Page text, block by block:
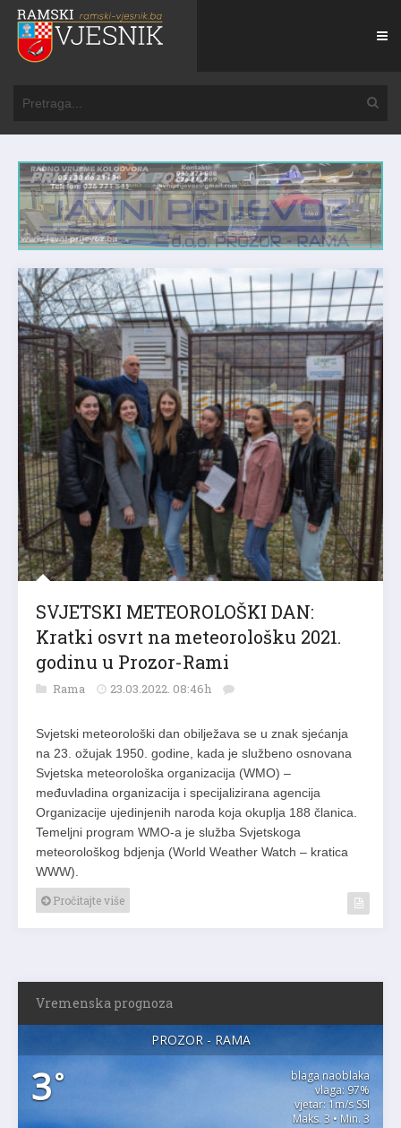
SVJETSKI METEOROLOŠKI DAN:
Kratki osvrt na meteorološku 2021.
godinu u Prozor-Rami
Rama 23.03.2022. 08:46h
Svjetski meteorološki dan obilježava se u znak sjećanja
na 23. ožujak 1950. godine, kada je službeno osnovana
Svjetska meteorološka organizacija (WMO) –
međuvladina organizacija i specijalizirana agencija
Organizacije ujedinjenih naroda koja okuplja 188 članica.
Temeljni program WMO-a je služba Svjetskoga
meteorološkog bdjenja (World Weather Watch – kratica
WWW).
Pročitajte više
Vremenska prognoza
PROZOR - RAMA
3°
blaga naoblaka
vlaga: 97%
vjetar: 1m/s SSI
Maks. 3 • Min. 3